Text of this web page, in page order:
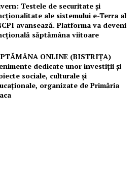
Testele de securitate și
ale sistemului e-Terra al
avansează. Platforma va deveni
săptămâna viitoare
ONLINE (BISTRIȚA)
dedicate unor investiții și
sociale, culturale și
organizate de Primăria